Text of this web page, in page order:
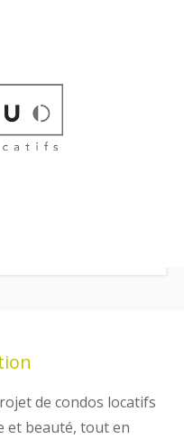
de condos locatifs
et beauté, tout en